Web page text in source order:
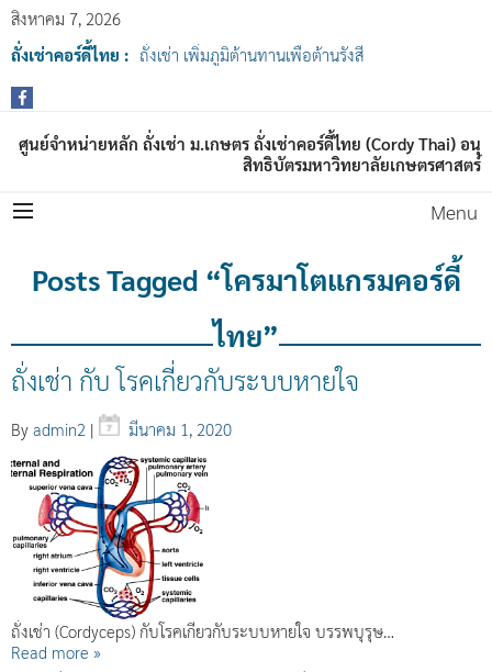
สิงหาคม 7, 2026
ถั่งเช่าคอร์ดี้ไทย : ถั่งเช่า เพิ่มภูมิต้านทานเพื่อต้านรังสี
ศูนย์จำหน่ายหลัก ถั่งเช่า ม.เกษตร ถั่งเช่าคอร์ดี้ไทย (Cordy Thai) อนุ
สิทธิบัตรมหาวิทยาลัยเกษตรศาสตร์
Menu
Posts Tagged “โครมาโตแกรมคอร์ดี้
ไทย”
ถั่งเช่า กับ โรคเกี่ยวกับระบบหายใจ
By admin2 | มีนาคม 1, 2020
ถั่งเช่า (Cordyceps) กับโรคเกี่ยวกับระบบหายใจ บรรพบุรุษ…
Read more »